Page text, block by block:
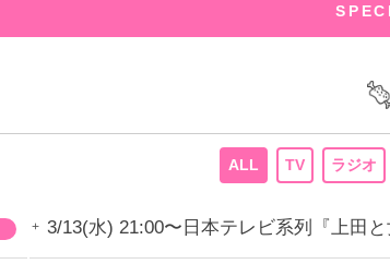
ALL TV ラジオ
3/13(水) 21:00〜日本テレビ系列『上田